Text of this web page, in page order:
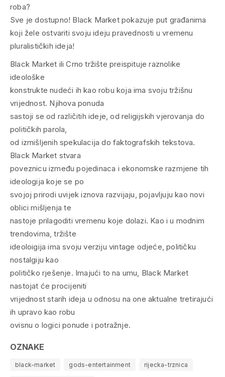
roba?
Sve je dostupno! Black Market pokazuje put građanima
koji žele ostvariti svoju ideju pravednosti u vremenu
pluralističkih ideja!
Black Market ili Crno tržište preispituje raznolike
ideološke
konstrukte nudeći ih kao robu koja ima svoju tržišnu
vrijednost. Njihova ponuda
sastoji se od različitih ideje, od religijskih vjerovanja do
političkih parola,
od izmišljenih spekulacija do faktografskih tekstova.
Black Market stvara
poveznicu između pojedinaca i ekonomske razmjene tih
ideologija koje se po
svojoj prirodi uvijek iznova razvijaju, pojavljuju kao novi
oblici mišljenja te
nastoje prilagoditi vremenu koje dolazi. Kao i u modnim
trendovima, tržište
ideoloigija ima svoju verziju vintage odjeće, političku
nostalgiju kao
političko rješenje. Imajući to na umu, Black Market
nastojat će procijeniti
vrijednost starih ideja u odnosu na one aktualne tretirajući
ih upravo kao robu
ovisnu o logici ponude i potražnje.
OZNAKE
black-market gods-entertainment rijecka-trznica